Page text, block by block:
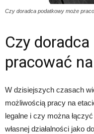
Czy doradca podatkowy może
Czy
pracować
W dzisiejszych czasach
możliwością pracy na
legalne i czy można
własnej działalności jako